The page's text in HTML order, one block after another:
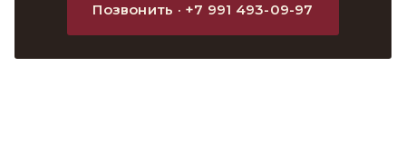
Позвонить · +7 991 493-09-97